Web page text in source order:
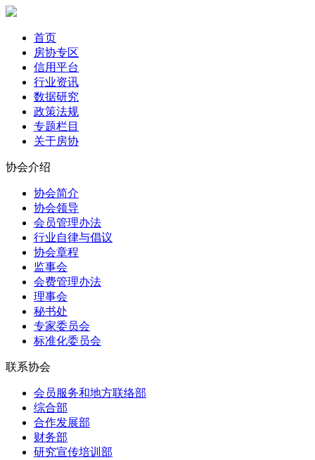
首页
房协专区
信用平台
行业资讯
数据研究
政策法规
专题栏目
关于房协
协会介绍
协会简介
协会领导
会员管理办法
行业自律与倡议
协会章程
监事会
会费管理办法
理事会
秘书处
专家委员会
标准化委员会
联系协会
会员服务和地方联络部
综合部
合作发展部
财务部
研究宣传培训部